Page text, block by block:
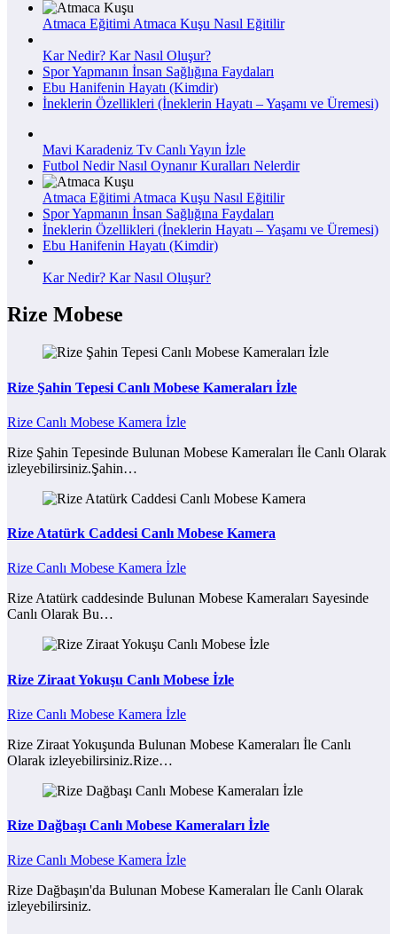
Atmaca Eğitimi Atmaca Kuşu Nasıl Eğitilir
Kar Nedir? Kar Nasıl Oluşur?
Spor Yapmanın İnsan Sağlığına Faydaları
Ebu Hanifenin Hayatı (Kimdir)
İneklerin Özellikleri (İneklerin Hayatı – Yaşamı ve Üremesi)
Mavi Karadeniz Tv Canlı Yayın İzle
Futbol Nedir Nasıl Oynanır Kuralları Nelerdir
Atmaca Eğitimi Atmaca Kuşu Nasıl Eğitilir
Spor Yapmanın İnsan Sağlığına Faydaları
İneklerin Özellikleri (İneklerin Hayatı – Yaşamı ve Üremesi)
Ebu Hanifenin Hayatı (Kimdir)
Kar Nedir? Kar Nasıl Oluşur?
Rize Mobese
Rize Şahin Tepesi Canlı Mobese Kameraları İzle
Rize Canlı Mobese Kamera İzle
Rize Şahin Tepesinde Bulunan Mobese Kameraları İle Canlı Olarak
izleyebilirsiniz.Şahin…
Rize Atatürk Caddesi Canlı Mobese Kamera
Rize Canlı Mobese Kamera İzle
Rize Atatürk caddesinde Bulunan Mobese Kameraları Sayesinde
Canlı Olarak Bu…
Rize Ziraat Yokuşu Canlı Mobese İzle
Rize Canlı Mobese Kamera İzle
Rize Ziraat Yokuşunda Bulunan Mobese Kameraları İle Canlı
Olarak izleyebilirsiniz.Rize…
Rize Dağbaşı Canlı Mobese Kameraları İzle
Rize Canlı Mobese Kamera İzle
Rize Dağbaşın'da Bulunan Mobese Kameraları İle Canlı Olarak
izleyebilirsiniz.